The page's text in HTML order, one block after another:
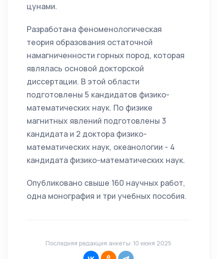
цунами.
Разработана феноменологическая
теория образования остаточной
намагниченности горных пород, которая
являлась основой докторской
диссертации. В этой области
подготовлены 5 кандидатов физико-
математических наук. По физике
магнитных явлений подготовлены 3
кандидата и 2 доктора физико-
математических наук, океанологии - 4
кандидата физико-математических наук.
Опубликовано свыше 160 научных работ,
одна монография и три учебных пособия.
Последняя редакция анкеты: 10 июня 2025